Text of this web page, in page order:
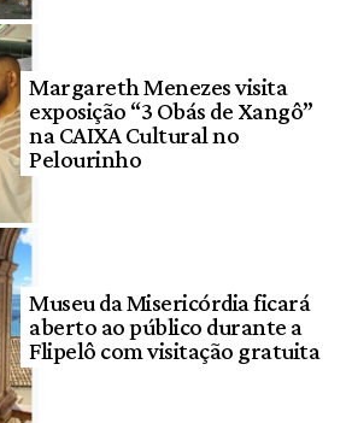
Margareth Menezes visita
exposição “3 Obás de Xangô”
na CAIXA Cultural no
Pelourinho
Museu da Misericórdia ficará
aberto ao público durante a
Flipelô com visitação gratuita